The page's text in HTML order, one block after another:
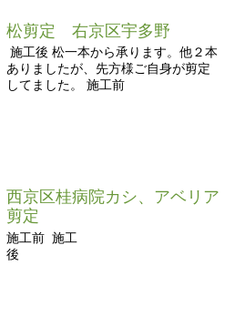
松剪定 右京区宇多野
施工後 松一本から承ります。他２本
ありましたが、先方様ご自身が剪定
してました。 施工前
西京区桂病院カシ、アベリア
剪定
施工前 施工
後